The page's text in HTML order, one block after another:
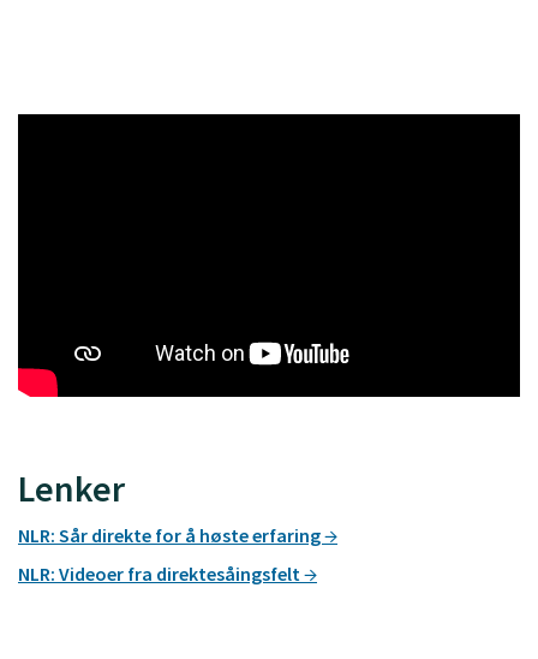
Lenker
NLR: Sår direkte for å høste erfaring
NLR: Videoer fra direktesåingsfelt